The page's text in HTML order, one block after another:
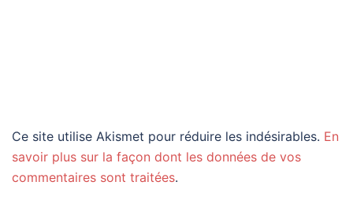
Ce site utilise Akismet pour réduire les indésirables. En
savoir plus sur la façon dont les données de vos
commentaires sont traitées.